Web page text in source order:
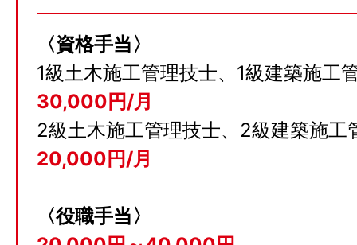
〈資格手当〉
1級土木施工管理技士、1級建築施工
30,000円/月
2級土木施工管理技士、2級建築施工
20,000円/月
〈役職手当〉